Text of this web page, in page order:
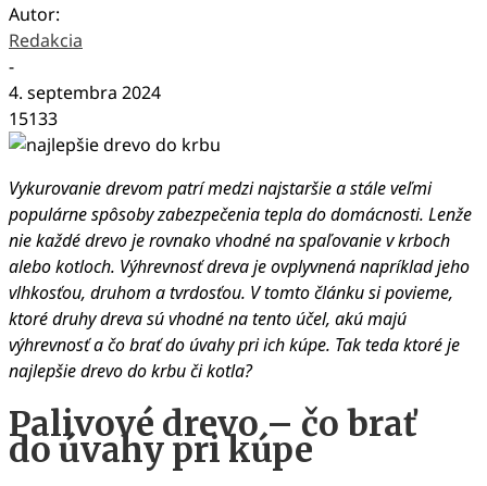
Autor:
Redakcia
-
4. septembra 2024
15133
Vykurovanie drevom patrí medzi najstaršie a stále veľmi
populárne spôsoby zabezpečenia tepla do domácnosti. Lenže
nie každé drevo je rovnako vhodné na spaľovanie v krboch
alebo kotloch. Výhrevnosť dreva je ovplyvnená napríklad jeho
vlhkosťou, druhom a tvrdosťou. V tomto článku si povieme,
ktoré druhy dreva sú vhodné na tento účel, akú majú
výhrevnosť a čo brať do úvahy pri ich kúpe. Tak teda ktoré je
najlepšie drevo do krbu či kotla?
Palivové drevo – čo brať
do úvahy pri kúpe